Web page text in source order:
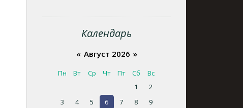
Календарь
« Август 2026 »
Пн Вт Ср Чт Пт Сб
Вс
1
2
3
4 5 6 7 8
9